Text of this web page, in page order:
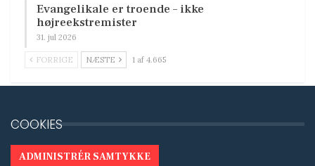
Evangelikale er troende – ikke
højreekstremister
31. jul 2026
FORRIGE NÆSTE 1 af 4.665
COOKIES
ADMINISTRÉR SAMTYKKE